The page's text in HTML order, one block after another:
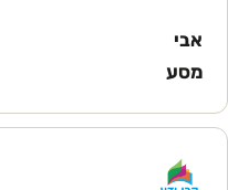
אבי
מסע